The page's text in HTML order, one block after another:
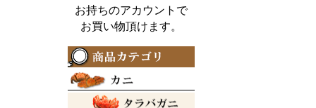
お持ちのアカウントで
お買い物頂けます。